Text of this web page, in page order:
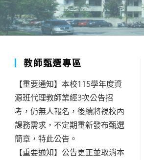
教師甄選專區
【重要通知】本校115學年度資
源班代理教師業經3次公告招
考，仍無人報名，後續將視校內
課務需求，不定期重新發布甄選
簡章，特此公告。
【重要通知】公告更正並取消本